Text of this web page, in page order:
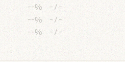
--% - / -
--% - / -
--% - / -